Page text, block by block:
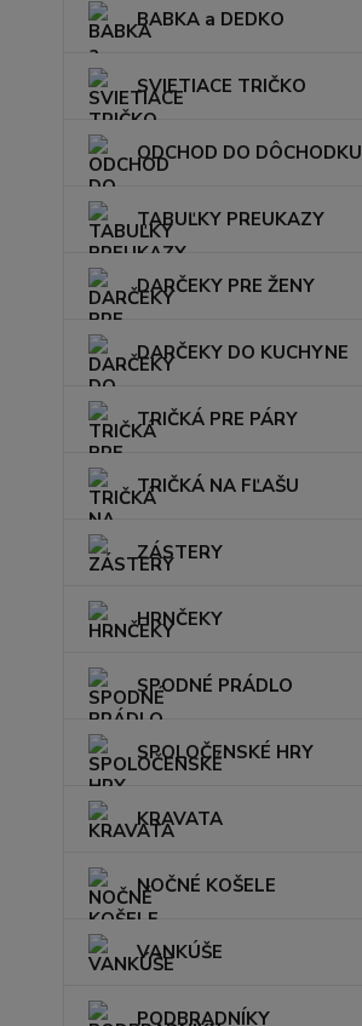
BABKA a DEDKO
SVIETIACE TRIČKO
ODCHOD DO DÔCHODKU
TABUĽKY PREUKAZY
DARČEKY PRE ŽENY
DARČEKY DO KUCHYNE
TRIČKÁ PRE PÁRY
TRIČKÁ NA FĽAŠU
ZÁSTERY
HRNČEKY
SPODNÉ PRÁDLO
SPOLOČENSKÉ HRY
KRAVATA
NOČNÉ KOŠELE
VANKÚŠE
PODBRADNÍKY